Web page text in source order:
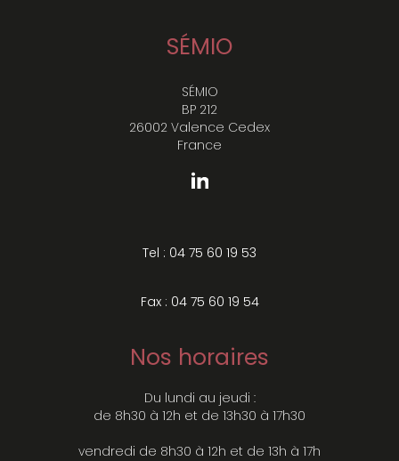
SÉMIO
SÉMIO
BP 212
26002 Valence Cedex
France
Tel : 04 75 60 19 53
Fax : 04 75 60 19 54
Nos horaires
Du lundi au jeudi :
de 8h30 à 12h et de 13h30 à 17h30
vendredi de 8h30 à 12h et de 13h à 17h